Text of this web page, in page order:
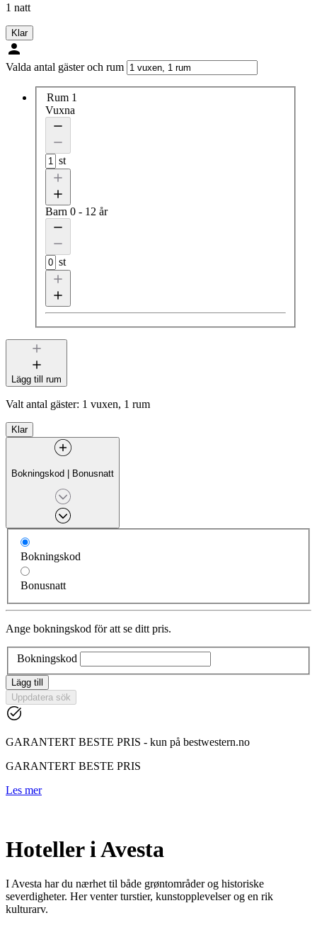
1 natt
Klar
Valda antal gäster och rum
Rum 1
Vuxna
st
Barn 0 - 12 år
st
Lägg till rum
Valt antal gäster: 1 vuxen, 1 rum
Klar
Bokningskod | Bonusnatt
Bokningskod
Bonusnatt
Ange bokningskod för att se ditt pris.
Bokningskod
Lägg till
Uppdatera sök
GARANTERT BESTE PRIS - kun på bestwestern.no
GARANTERT BESTE PRIS
Les mer
Hoteller i Avesta
I Avesta har du nærhet til både grøntområder og historiske
severdigheter. Her venter turstier, kunstopplevelser og en rik
kulturarv.